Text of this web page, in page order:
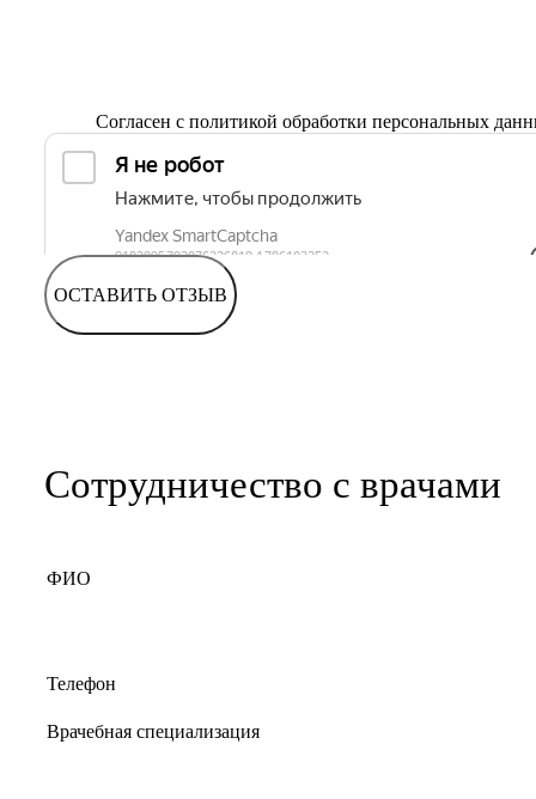
Согласен с политикой обработки персональных
ОСТАВИТЬ ОТЗЫВ
Сотрудничество с врачами